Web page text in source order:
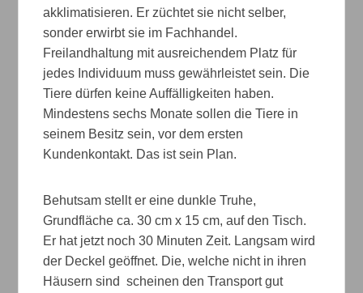
akklimatisieren. Er züchtet sie nicht selber,
sonder erwirbt sie im Fachhandel.
Freilandhaltung mit ausreichendem Platz für
jedes Individuum muss gewährleistet sein. Die
Tiere dürfen keine Auffälligkeiten haben.
Mindestens sechs Monate sollen die Tiere in
seinem Besitz sein, vor dem ersten
Kundenkontakt. Das ist sein Plan.
Behutsam stellt er eine dunkle Truhe,
Grundfläche ca. 30 cm x 15 cm, auf den Tisch.
Er hat jetzt noch 30 Minuten Zeit. Langsam wird
der Deckel geöffnet. Die, welche nicht in ihren
Häusern sind scheinen den Transport gut